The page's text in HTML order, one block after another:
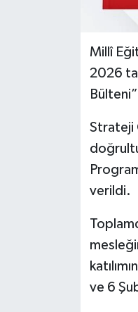
Millî
2026
Strateji
verildi.
ve 6